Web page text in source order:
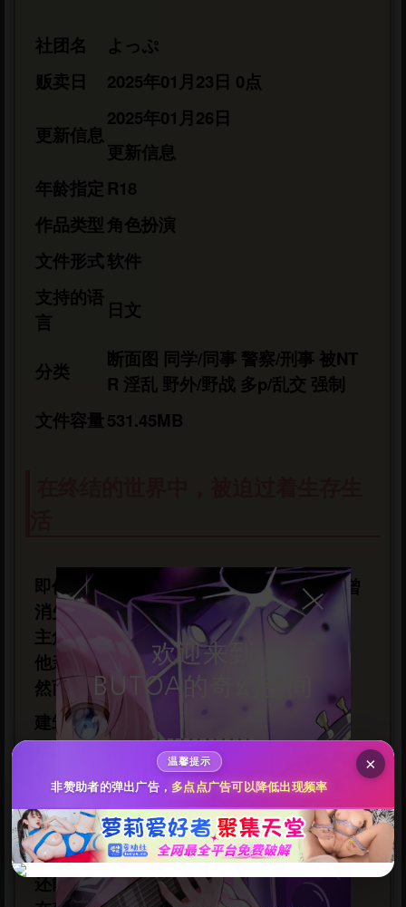
给butoa打赏
10 50
200 自定义
社团名
よっぷ
贩卖日
2025年01月23日 0点
更新信息
2025年01月26日
更新信息
年龄指定 R18
作品类型 角色扮演
文件形式软件
支持的语
言
日文
分类
断面图 同学/同事 警察/刑事 被NT
R 淫乱 野外/野战 多p/乱交 强制
文件容量531.45MB
即使长大成人，建造秘密基地的热情也未曾
消失，
主角因此成为了一家避难所公司的职员。
他亲手建造避难所，享受着人生。
然而有一天，世界迎来了末日。
建筑物化为灰烬，粮食见底。
正常的人类死去，疯狂的人类挥舞暴力生
在这样的世界中，仍有几位美女艰难存活。
在匮乏的物资中，
是一个人活下去，还是接纳她们。
还能继续生存多少天。
秒传文本链接
点击全选 ×
温馨提示
非赞助者的弹出广告， 多点点广告可以降低出现频率
欢迎来到
BUTOA的奇幻空间
开始冒险
🎮免责声明：”本人分享资源均来自网络，
AI翻译由本人完成，请支持开发者购买正
版”